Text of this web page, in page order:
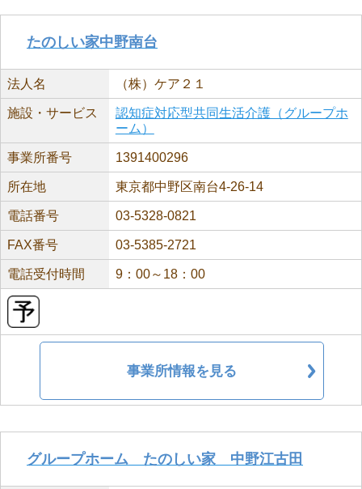
たのしい家中野南台
法人名 （株）ケア２１
施設・サービス
認知症対応型共同生活介護（グループホ
ーム）
事業所番号 1391400296
所在地 東京都中野区南台4-26-14
電話番号 03-5328-0821
FAX番号 03-5385-2721
電話受付時間 9：00～18：00
事業所情報を見る
グループホーム たのしい家 中野江古田